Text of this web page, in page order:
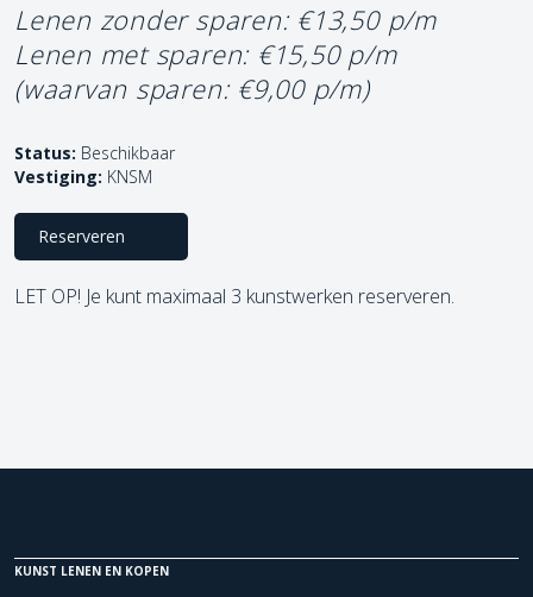
Lenen zonder sparen: €13,50 p/m
Lenen met sparen: €15,50 p/m
(waarvan sparen: €9,00 p/m)
Status: Beschikbaar
Vestiging: KNSM
Reserveren
LET OP! Je kunt maximaal 3 kunstwerken reserveren.
KUNST LENEN EN KOPEN